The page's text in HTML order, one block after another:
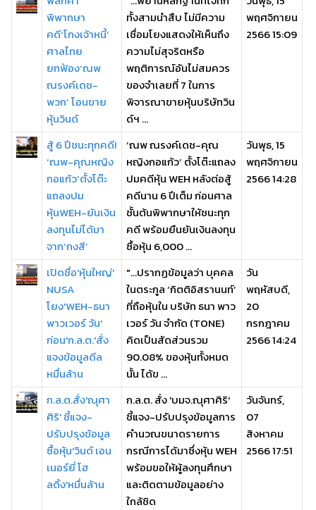
พิพากษา
คดี‘โกงเจ้าหนี้’
ศาลไทย
ยกฟ้อง‘ณพ
ณรงค์เดช-
พวก’ โอนขาย
หุ้นวินด์
ทั้งสามนำสืบ ไม่มีความ
เชื่อมโยงแสดงให้เห็นถึง
ความไม่สุจริตหรือ
พฤติการณ์อันไม่สมควร
ของจำเลยที่ 7 ในการ
พิจารณาขายหุ้นบริษัทวิน
ด์ฯ ...
พฤศจิกายน
2566 15:09
สู้ 6 ปีชนะทุกคดี!
‘ณพ-คุณหญิง
กอแก้ว’ตั้งโต๊ะ
แถลงปม
หุ้นWEH-ยันเงิน
ลงทุนไม่ได้มา
จาก‘กงสี’
‘ณพ ณรงค์เดช-คุณ
หญิงกอแก้ว’ ตั้งโต๊ะแถลง
ปมคดีหุ้น WEH หลังต่อสู้
คดีนาน 6 ปีเต็ม ก่อนศาล
ชั้นต้นพิพากษาให้ชนะทุก
คดี พร้อมยืนยันเงินลงทุน
ซื้อหุ้น 6,000 ...
วันพุธ, 15
พฤศจิกายน
2566 14:28
เปิดชื่อ'หุ้นใหญ่'
NUSA
โยง'WEH-ธนา
พาวเวอร์ วัน'
ก่อน'ก.ล.ต.'สั่ง
แจงข้อมูลดีล
หมื่นล้าน
"...ปรากฏข้อมูลว่า บุคคล
ในตระกูล ‘กิตติอิสรานนท์’
ที่ถือหุ้นใน บริษัท ธนา พาว
เวอร์ วัน จำกัด (TONE)
คิดเป็นสัดส่วนรวม
90.08% ของหุ้นทั้งหมด
นั้น ได้ข ...
วัน
พฤหัสบดี,
20
กรกฎาคม
2566 14:24
ก.ล.ต.สั่ง'ณุศา
ศิริ' ชี้แจง-
ปรับปรุงข้อมูล
ซื้อหุ้น'วินด์ เอน
เนอร์ยี่ โฮ
ลดิ้ง'หมื่นล้าน
ก.ล.ต. สั่ง 'บมจ.ณุศาศิริ'
ชี้แจง-ปรับปรุงข้อมูลการ
คำนวณขนาดรายการ
กรณีการได้มาซึ่งหุ้น WEH
พร้อมขอให้ผู้ลงทุนศึกษา
และติดตามข้อมูลอย่าง
ใกล้ชิด
วันจันทร์,
07
สิงหาคม
2566 17:51